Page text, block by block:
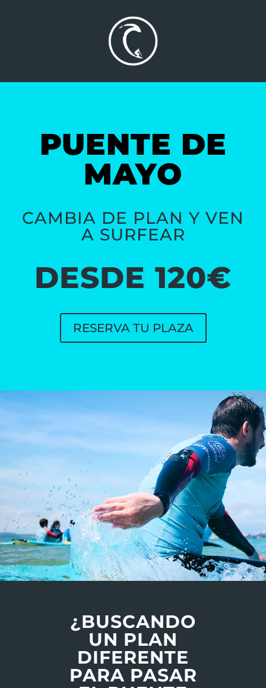
PUENTE DE
MAYO
CAMBIA DE PLAN Y VEN
A SURFEAR
DESDE 120€
RESERVA TU PLAZA
¿BUSCANDO
UN PLAN
DIFERENTE
PARA PASAR